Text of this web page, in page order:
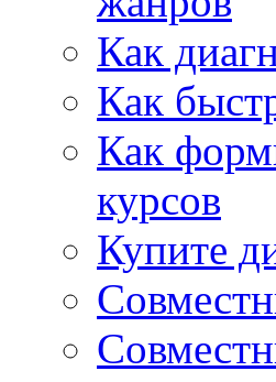
Как
Как
Как
курсов
Купите